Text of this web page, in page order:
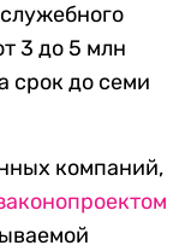
3 до 5 млн
срок до семи
компаний,